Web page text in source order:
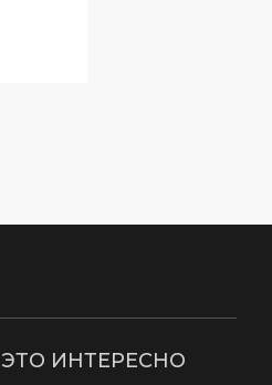
ЭТО ИНТЕРЕСНО